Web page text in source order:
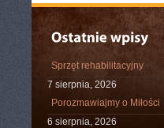
Sprzęt rehabilitacyjny
7 sierpnia, 2026
Porozmawiajmy o Miłości
6 sierpnia, 2026